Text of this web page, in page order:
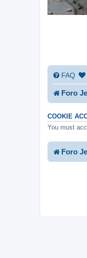
FAQ
Foro
COOKIE
You must
Foro